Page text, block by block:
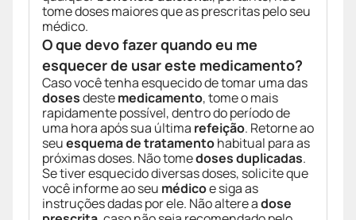
tome doses maiores que as prescritas pelo seu
médico.
O que devo fazer quando eu me
esquecer de usar este medicamento?
Caso você tenha esquecido de tomar uma das
dosesdestemedicamento, tome o mais
rapidamente possível, dentro do período de
uma hora após sua última refeição. Retorne ao
seuesquema de tratamentohabitual para as
próximas doses. Não tomedoses duplicadas.
Se tiver esquecido diversas doses, solicite que
você informe ao seu médicoe siga as
instruções dadas por ele. Não altere adose